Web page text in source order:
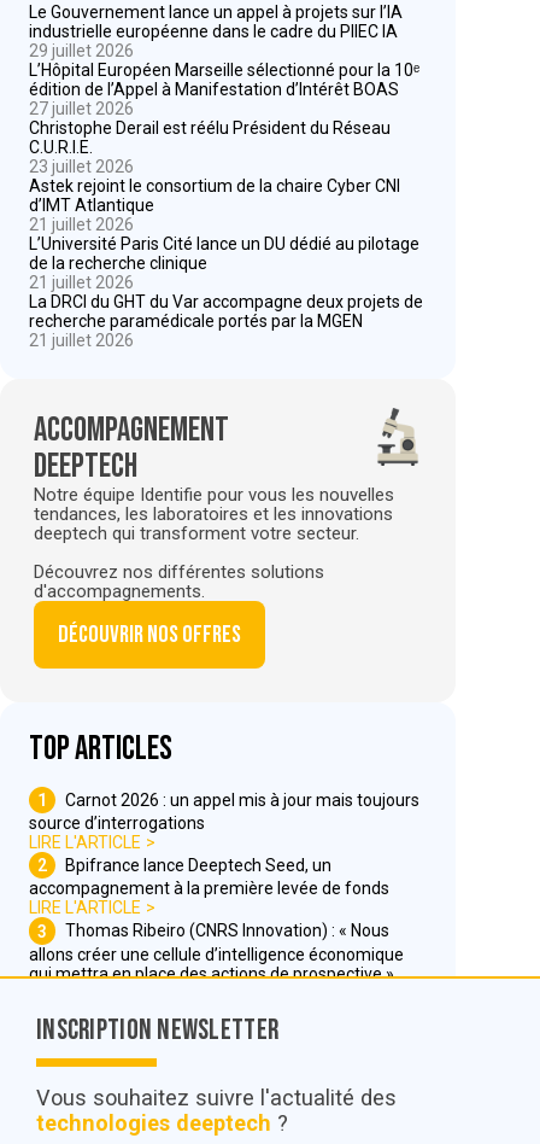
Le Gouvernement lance un appel à projets sur l’IA
industrielle européenne dans le cadre du PIIEC IA
29 juillet 2026
L’Hôpital Européen Marseille sélectionné pour la 10ᵉ
édition de l’Appel à Manifestation d’Intérêt BOAS
27 juillet 2026
Christophe Derail est réélu Président du Réseau
C.U.R.I.E.
23 juillet 2026
Astek rejoint le consortium de la chaire Cyber CNI
d’IMT Atlantique
21 juillet 2026
L’Université Paris Cité lance un DU dédié au pilotage
de la recherche clinique
21 juillet 2026
La DRCI du GHT du Var accompagne deux projets de
recherche paramédicale portés par la MGEN
21 juillet 2026
Accompagnement
deeptech
Notre équipe Identifie pour vous les nouvelles
tendances, les laboratoires et les innovations
deeptech qui transforment votre secteur.
Découvrez nos différentes solutions
d'accompagnements.
Découvrir nos offres
Top articles
1
Carnot 2026 : un appel mis à jour mais toujours
source d’interrogations
LIRE L'ARTICLE
2
Bpifrance lance Deeptech Seed, un
accompagnement à la première levée de fonds
LIRE L'ARTICLE
3
Thomas Ribeiro (CNRS Innovation) : « Nous
allons créer une cellule d’intelligence économique
qui mettra en place des actions de prospective »
Inscription Newsletter
Vous souhaitez suivre l'actualité des
technologies deeptech ?